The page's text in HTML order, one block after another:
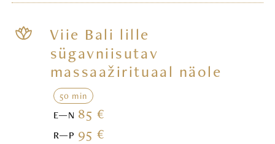
Viie Bali lille
sügavniisutav
massaažirituaal näole
50 min
E—N 85 €
R—P 95 €